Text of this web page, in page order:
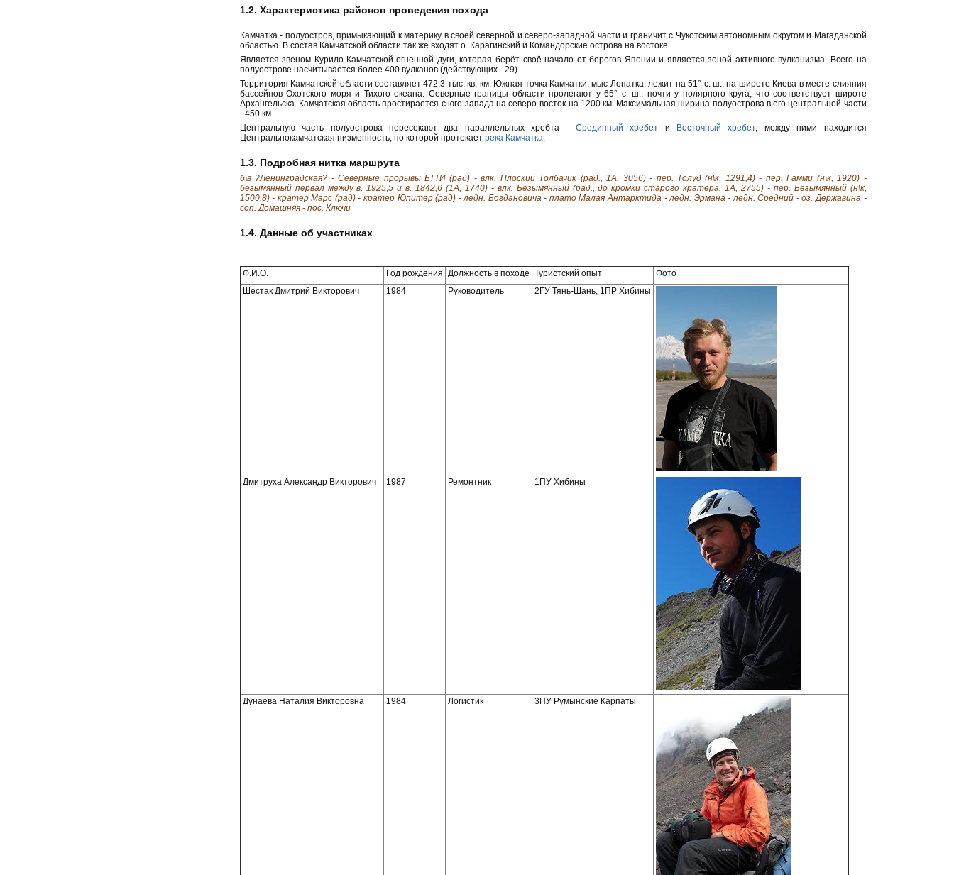
1.2. Характеристика районов проведения похода
Камчатка - полуостров, примыкающий к материку в своей северной и северо-западной части и граничит с Чукотским автономным округом и Магаданской
областью. В состав Камчатской области так же входят о. Карагинский и Командорские острова на востоке.
Является звеном Курило-Камчатской огненной дуги, которая берёт своё начало от берегов Японии и является зоной активного вулканизма. Всего на
полуострове насчитывается более 400 вулканов (действующих - 29).
Территория Камчатской области составляет 472,3 тыс. кв. км. Южная точка Камчатки, мыс Лопатка, лежит на 51° с. ш., на широте Киева в месте слияния
бассейнов Охотского моря и Тихого океана. Северные границы области пролегают у 65° с. ш., почти у полярного круга, что соответствует широте
Архангельска. Камчатская область простирается с юго-запада на северо-восток на 1200 км. Максимальная ширина полуострова в его центральной части
- 450 км.
Центральную часть полуострова пересекают два параллельных хребта - Срединный хребет и Восточный хребет, между ними находится
Центральнокамчатская низменность, по которой протекает река Камчатка
1.3. Подробная нитка маршрута
б\в ?Ленинградская? - Северные прорывы БТТИ (рад) - влк. Плоский Толбачик (рад., 1А, 3056) - пер. Толуд (н\к, 1291,4) - пер. Гамми (н\к, 1920) -
безымянный первал между в. 1925,5 и в. 1842,6 (1А, 1740) - влк. Безымянный (рад., до кромки старого кратера, 1А, 2755) - пер. Безымянный (н\к,
1500,8) - кратер Марс (рад) - кратер Юпитер (рад) - ледн. Богдановича - плато Малая Антарктида - ледн. Эрмана - ледн. Средний - оз. Державина -
соп. Домашняя - пос. Ключи
1.4. Данные об участниках
Ф.И.О. Год рождения Должность в походе Туристский опыт
Фото
Шестак Дмитрий Викторович
1984 Руководитель 2ГУ Тянь-Шань, 1ПР Хибины
Дмитруха Александр Викторович 1987 Ремонтник 1ПУ Хибины
Дунаева Наталия Викторовна 1984 Логистик 3ПУ Румынские Карпаты